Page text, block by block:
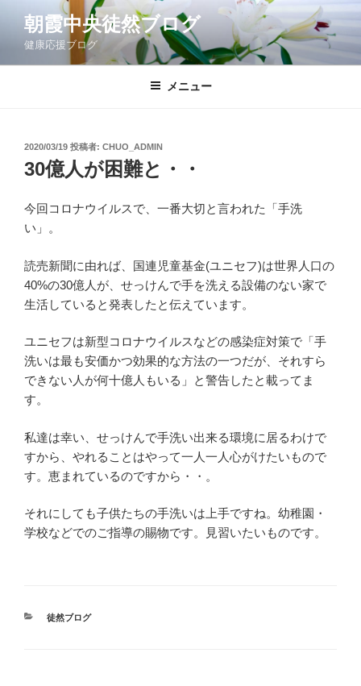
ン
朝霞中央徒然ブログ
健康応援ブログ
メニュー
投
稿
日:
2020/03/19 投稿者: CHUO_ADMIN
30億人が困難と・・
今回コロナウイルスで、一番大切と言われた「手洗
い」。
読売新聞に由れば、国連児童基金(ユニセフ)は世界人口の
40%の30億人が、せっけんで手を洗える設備のない家で
生活していると発表したと伝えています。
ユニセフは新型コロナウイルスなどの感染症対策で「手
洗いは最も安価かつ効果的な方法の一つだが、それすら
できない人が何十億人もいる」と警告したと載ってま
す。
私達は幸い、せっけんで手洗い出来る環境に居るわけで
すから、やれることはやって一人一人心がけたいもので
す。恵まれているのですから・・。
それにしても子供たちの手洗いは上手ですね。幼稚園・
学校などでのご指導の賜物です。見習いたいものです。
カ
徒然ブログ